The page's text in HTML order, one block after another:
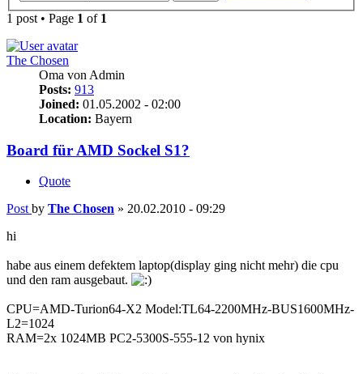
1 post • Page 1 of 1
The Chosen
Oma von Admin
Posts: 913
Joined: 01.05.2002 - 02:00
Location: Bayern
Board für AMD Sockel S1?
Quote
Post by The Chosen » 20.02.2010 - 09:29
hi
habe aus einem defektem laptop(display ging nicht mehr) die cpu
und den ram ausgebaut.
CPU=AMD-Turion64-X2 Model:TL64-2200MHz-BUS1600MHz-
L2=1024
RAM=2x 1024MB PC2-5300S-555-12 von hynix